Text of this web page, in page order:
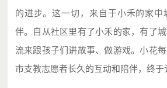
的进步。这一切，来自于小禾的家中
伴。自从社区里有了小禾的家，有了
流来跟孩子们讲故事、做游戏。小花
市支教志愿者长久的互动和陪伴，终于